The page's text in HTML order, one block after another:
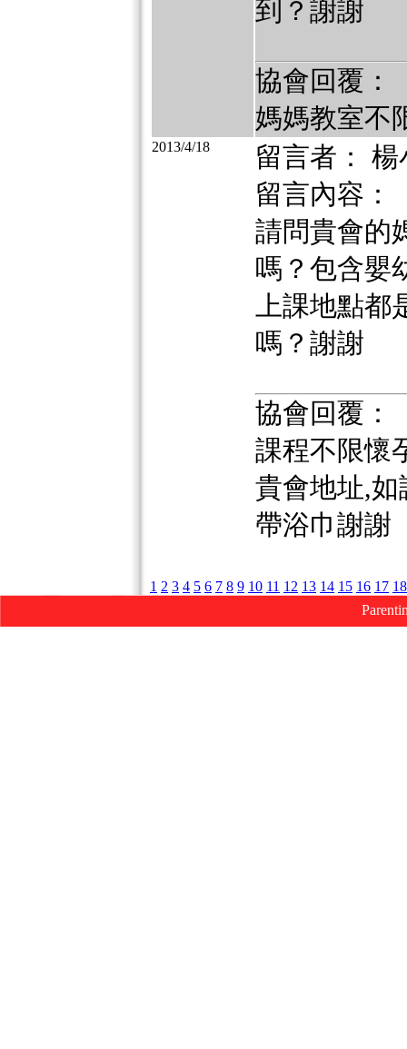
到？謝謝
協會回覆：
媽媽教室不
2013/4/18
留言者： 楊
留言內容：
請問貴會的
嗎？包含嬰
上課地點
嗎？謝謝
協會回覆：
課程不限懷
貴會地址,
帶浴巾謝謝
1 2 3 4 5 6 7 8 9 10 11 12 13 14 15 16 17 18